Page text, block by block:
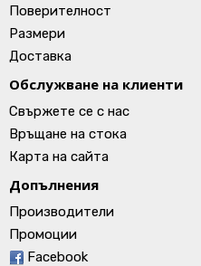
Поверителност
Размери
Доставка
Обслужване на клиенти
Свържете се с нас
Връщане на стока
Карта на сайта
Допълнения
Производители
Промоции
Facebook